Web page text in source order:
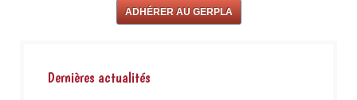
ADHÉRER AU GERPLA
Dernières actualités